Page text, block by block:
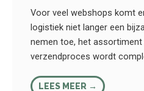
Voor veel webshops komt
logistiek niet langer een
nemen toe, het
verzendproces wordt
LEES MEER →